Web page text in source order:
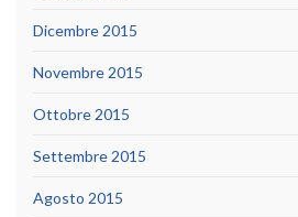
Dicembre 2015
Novembre 2015
Ottobre 2015
Settembre 2015
Agosto 2015